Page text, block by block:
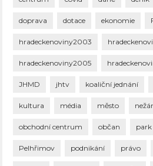
doprava dotace ekonomie
hradeckenoviny2003
hradeckenoviny2005
JHMD jhtv koaliční jednání
kultura média město
obchodní centrum občan park
Pelhřimov podnikání právo